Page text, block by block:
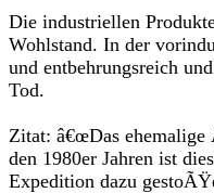
Die industriellen
Wohlstand. In der
und entbehrungsreich
Tod.
Zitat: â€œDas ehemalige
den 1980er Jahren ist
Expedition dazu